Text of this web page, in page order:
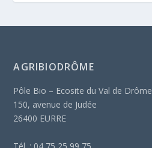
AGRIBIODRÔME
Pôle Bio – Ecosite du Val de Drôme
150, avenue de Judée
26400 EURRE
Tél. : 04 75 25 99 75